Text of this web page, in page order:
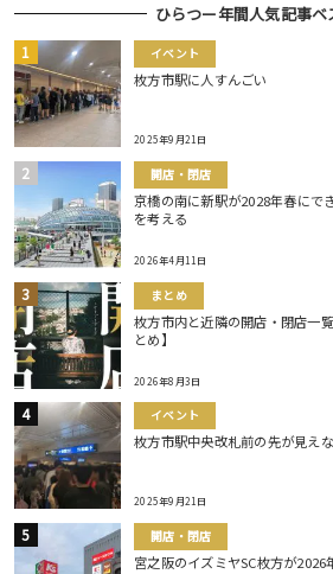
ひらつー年間人気記事ベ
イベント
枚方市駅に人すんごい
2025年9月21日
開店・閉店
京橋の南に新駅が2028年春にで
を考える
2026年4月11日
まとめ
枚方市内と近隣の開店・閉店一
とめ】
2026年8月3日
イベント
枚方市駅中央改札前の先が見え
2025年9月21日
開店・閉店
宮之阪のイズミヤSC枚方が2026